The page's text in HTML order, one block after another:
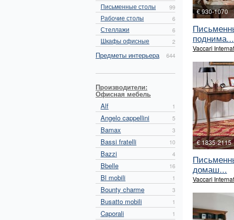
Письменные столы 99
Рабочие столы 6
Стеллажи 6
Шкафы офисные 2
Предметы интерьера 644
Производители:
Офисная мебель
Alf
1
Angelo cappellini 5
Bamax 3
Bassi fratelli 10
Bazzi 4
Bbelle 16
Bl mobili 1
Bounty charme 3
Busatto mobili 1
Caporali 1
€ 930-1070
поднима...
Vaccari
€ 1835-2115
домаш...
Vaccari